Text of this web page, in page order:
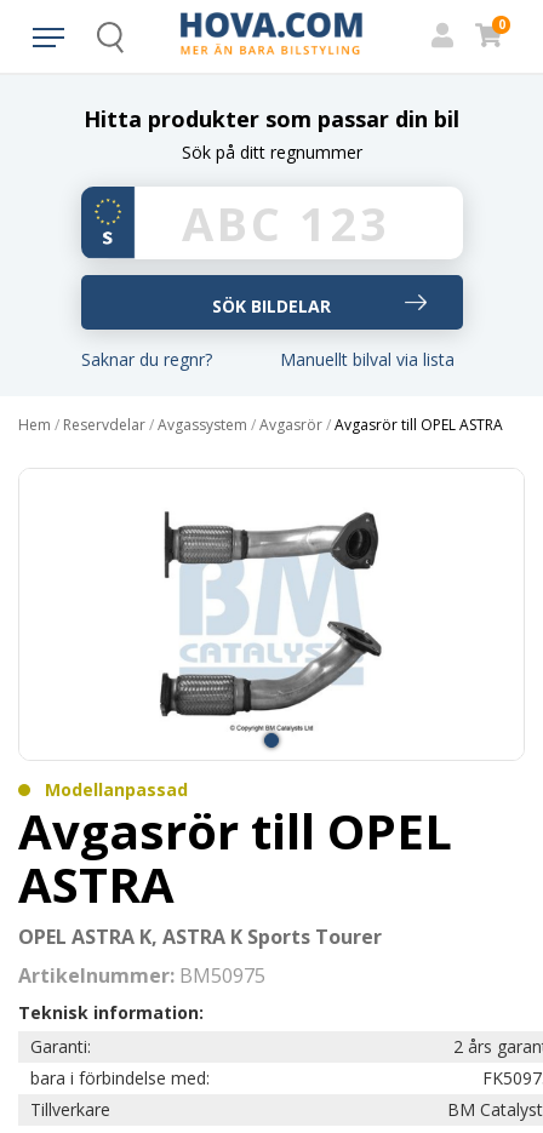
Search
0
Hitta produkter som passar din bil
Sök på ditt regnummer
Saknar du regnr? Manuellt bilval via lista
Hem / Reservdelar/Avgassystem /Avgasrör/Avgasrör till OPEL ASTRA
Modellanpassad
Avgasrör till OPEL
ASTRA
OPEL ASTRA K, ASTRA K Sports Tourer
Artikelnummer: BM50975
Teknisk information:
Garanti:
2 års
bara i förbindelse med:
Tillverkare
BM